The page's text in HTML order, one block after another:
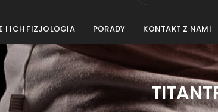
I ICH FIZJOLOGIA PORADY KONTAKT Z NAMI